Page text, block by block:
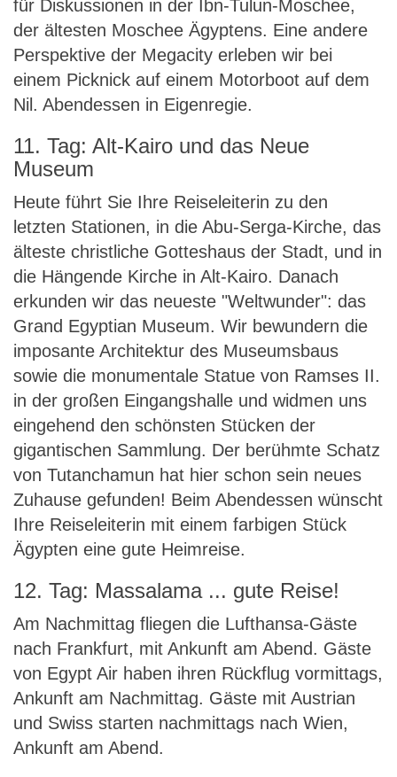
für Diskussionen in der Ibn-Tulun-Moschee,
der ältesten Moschee Ägyptens. Eine andere
Perspektive der Megacity erleben wir bei
einem Picknick auf einem Motorboot auf dem
Nil. Abendessen in Eigenregie.
11. Tag: Alt-Kairo und das Neue
Museum
Heute führt Sie Ihre Reiseleiterin zu den
letzten Stationen, in die Abu-Serga-Kirche, das
älteste christliche Gotteshaus der Stadt, und in
die Hängende Kirche in Alt-Kairo. Danach
erkunden wir das neueste "Weltwunder": das
Grand Egyptian Museum. Wir bewundern die
imposante Architektur des Museumsbaus
sowie die monumentale Statue von Ramses II.
in der großen Eingangshalle und widmen uns
eingehend den schönsten Stücken der
gigantischen Sammlung. Der berühmte Schatz
von Tutanchamun hat hier schon sein neues
Zuhause gefunden! Beim Abendessen wünscht
Ihre Reiseleiterin mit einem farbigen Stück
Ägypten eine gute Heimreise.
12. Tag: Massalama ... gute Reise!
Am Nachmittag fliegen die Lufthansa-Gäste
nach Frankfurt, mit Ankunft am Abend. Gäste
von Egypt Air haben ihren Rückflug vormittags,
Ankunft am Nachmittag. Gäste mit Austrian
und Swiss starten nachmittags nach Wien,
Ankunft am Abend.